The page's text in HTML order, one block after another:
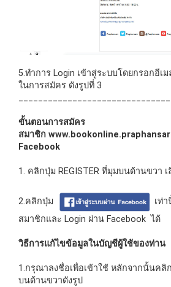
5.ทำการ Login เข้าสู่ระบบโดยกรอกอี
ในการสมัคร ดังรูปที่ 3
ขั้นตอนการสมัคร
สมาชิก
Facebook
1. คลิกปุ่ม REGISTER ที่มุมบนด้านขวา
2.คลิกปุ่ม
เท่
สมาชิกและ Login ผ่าน Facebook ได้
วิธีการแก้ไขข้อมูลในบัญชีผู้ใช้ของท่าน
1.กรุณาลงชื่อเพื่อเข้าใช้ หลักจากนั้นค
บนด้านขวาดังรูป